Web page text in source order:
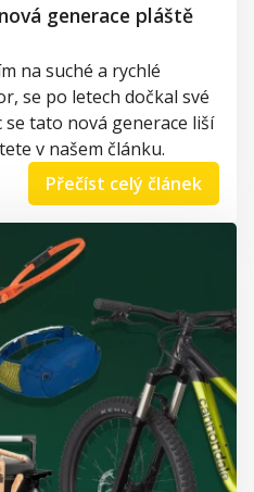
generace pláště
na suché a rychlé
se po letech dočkal své
se tato nová generace liší
v našem článku.
Přečíst celý článek